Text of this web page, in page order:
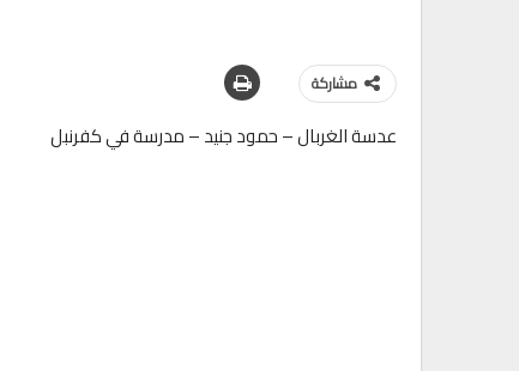
مشاركة
عدسة الغربال – حمود جنيد – مدرسة في كفرنبل